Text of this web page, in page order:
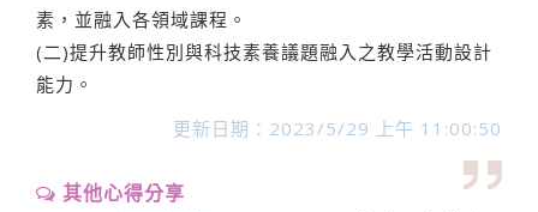
素，並融入各領域課程。
(二)提升教師性別與科技素養議題融入之教學活動設計
能力。
更新日期：2023/5/29 上午 11:00:50
其他心得分享